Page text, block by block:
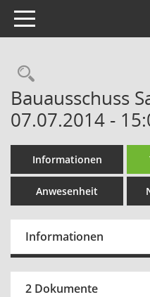
Toggle navigation
Bauausschuss
07.07.2014 -
Informationen
Anwesenheit
Informationen
2 Dokumente